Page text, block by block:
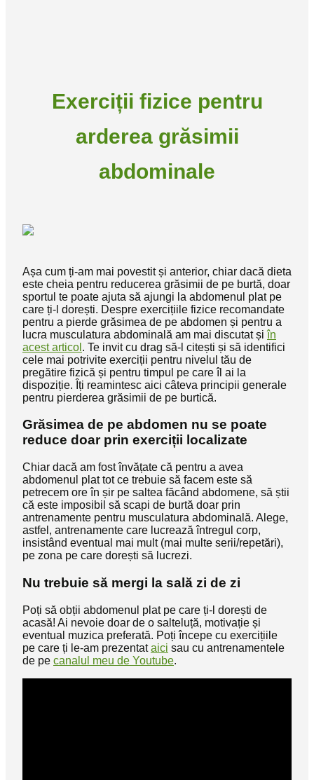
Exerciții fizice pentru
arderea grăsimii
abdominale
Așa cum ți-am mai povestit și anterior, chiar dacă dieta
este cheia pentru reducerea grăsimii de pe burtă, doar
sportul te poate ajuta să ajungi la abdomenul plat pe
care ți-l dorești. Despre exercițiile fizice recomandate
pentru a pierde grăsimea de pe abdomen și pentru a
lucra musculatura abdominală am mai discutat șiîn
acest articol . Te invit cu drag să-l citești și să identifici
cele mai potrivite exerciții pentru nivelul tău de
pregătire fizică și pentru timpul pe care îl ai la
dispoziție. Îți reamintesc aici câteva principii generale
pentru pierderea grăsimii de pe burtică.
Grăsimea de pe abdomen nu se poate
reduce doar prin exerciții localizate
Chiar dacă am fost învățate că pentru a avea
abdomenul plat tot ce trebuie să facem este să
petrecem ore în șir pe saltea făcând abdomene, să știi
că este imposibil să scapi de burtă doar prin
antrenamente pentru musculatura abdominală. Alege,
astfel, antrenamente care lucrează întregul corp,
insistând eventual mai mult (mai multe serii/repetări),
pe zona pe care dorești să lucrezi.
Nu trebuie să mergi la sală zi de zi
Poți să obții abdomenul plat pe care ți-l dorești de
acasă! Ai nevoie doar de o salteluță, motivație și
eventual muzica preferată. Poți începe cu exercițiile
pe care ți le-am prezentataici sau cu antrenamentele
de pe canalul meu de Youtube.